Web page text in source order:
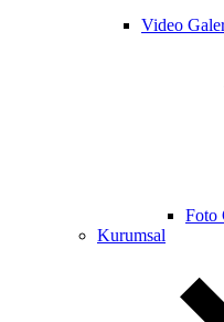
Video
Foto
Kurumsal